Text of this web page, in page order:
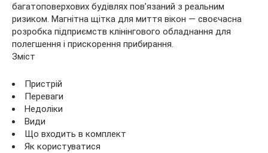
багатоповерхових будівлях пов’язаний з реальним
ризиком. Магнітна щітка для миття вікон — своєчасна
розробка підприємств клінінгового обладнання для
полегшення і прискорення прибирання.
Зміст
Пристрій
Переваги
Недоліки
Види
Що входить в комплект
Як користуватися